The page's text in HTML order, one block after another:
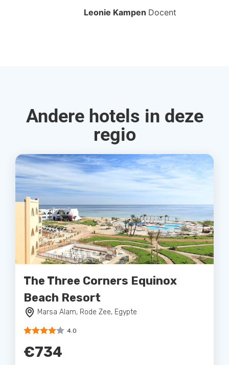
Leonie Kampen Docent
Andere hotels in deze
regio
The Three Corners Equinox
Beach Resort
Marsa Alam, Rode Zee, Egypte
4.0
€734